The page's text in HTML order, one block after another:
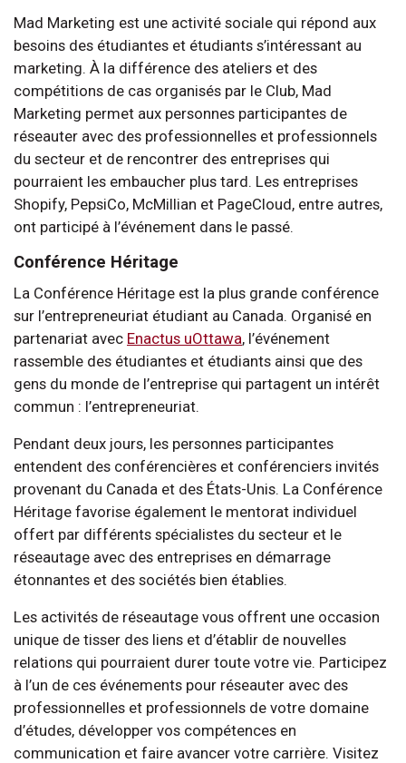
Mad Marketing est une activité sociale qui répond aux
besoins des étudiantes et étudiants s’intéressant au
marketing. À la différence des ateliers et des
compétitions de cas organisés par le Club, Mad
Marketing permet aux personnes participantes de
réseauter avec des professionnelles et professionnels
du secteur et de rencontrer des entreprises qui
pourraient les embaucher plus tard. Les entreprises
Shopify, PepsiCo, McMillian et PageCloud, entre autres,
ont participé à l’événement dans le passé.
Conférence Héritage
La Conférence Héritage est la plus grande conférence
sur l’entrepreneuriat étudiant au Canada. Organisé en
partenariat avec Enactus uOttawa, l’événement
rassemble des étudiantes et étudiants ainsi que des
gens du monde de l’entreprise qui partagent un intérêt
commun : l’entrepreneuriat.
Pendant deux jours, les personnes participantes
entendent des conférencières et conférenciers invités
provenant du Canada et des États-Unis. La Conférence
Héritage favorise également le mentorat individuel
offert par différents spécialistes du secteur et le
réseautage avec des entreprises en démarrage
étonnantes et des sociétés bien établies.
Les activités de réseautage vous offrent une occasion
unique de tisser des liens et d’établir de nouvelles
relations qui pourraient durer toute votre vie. Participez
à l’un de ces événements pour réseauter avec des
professionnelles et professionnels de votre domaine
d’études, développer vos compétences en
communication et faire avancer votre carrière. Visitez